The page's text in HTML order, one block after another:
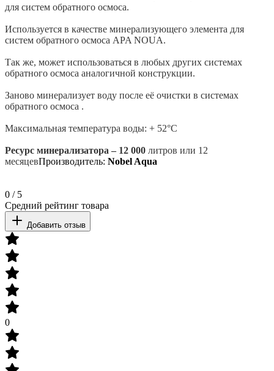
для систем обратного осмоса.
Используется в качестве минерализующего элемента для
систем обратного осмоса APA NOUA.
Так же, может использоваться в любых других системах
обратного осмоса аналогичной конструкции.
Заново минерализует воду после её очистки в системах
обратного осмоса .
Максимальная температура воды: + 52°С
Ресурс минерализатора – 12 000 литров или 12
месяцевПроизводитель: Nobel Aqua
0 / 5
Средний рейтинг товара
Добавить отзыв
0